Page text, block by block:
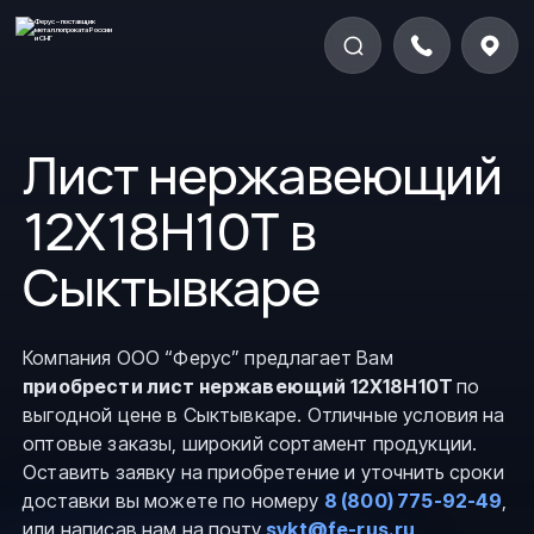
Лист нержавеющий
12Х18Н10Т в
Сыктывкаре
Компания ООО “Ферус” предлагает Вам
приобрести лист нержавеющий 12Х18Н10Тпо
выгодной цене в Сыктывкаре. Отличные условия на
оптовые заказы, широкий сортамент продукции.
Оставить заявку на приобретение и уточнить сроки
доставки вы можете по номеру 8 (800) 775-92-49,